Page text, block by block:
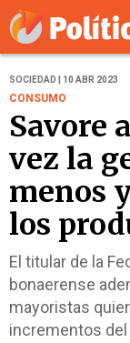
SOCIEDAD | 10 ABR 2023
CONSUMO
Savore
vez la
menos
los
El titular de la
bonaerense
mayoristas
incrementos del